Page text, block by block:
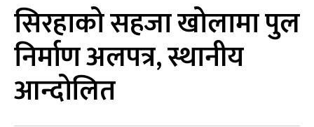
सिरहाको सहजा खोलामा पुल
निर्माण अलपत्र, स्थानीय
आन्दोलित